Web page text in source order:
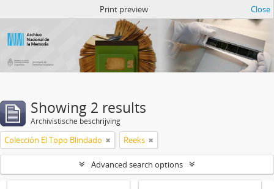
Print preview Close
Showing 2 results
Archivistische beschrijving
Colección El Topo Blindado Reeks
Advanced search options